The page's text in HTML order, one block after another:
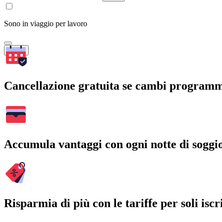
Sono in viaggio per lavoro
Cerca
Cancellazione gratuita se cambi
Accumula vantaggi con ogni notte di
Risparmia di più con le tariffe per soli